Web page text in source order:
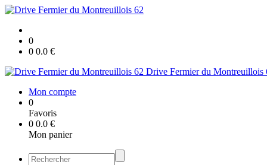
0
0 0.0 €
Drive Fermier du Montreuillois
Mon compte
0
Favoris
0 0.0 €
Mon panier